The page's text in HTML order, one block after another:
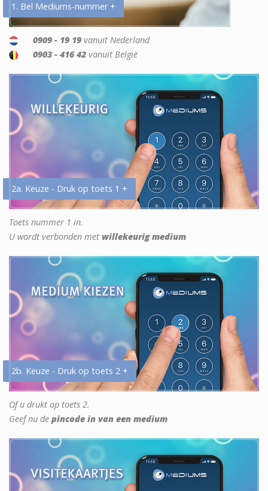
1. Bel Mediums-nummer +
0909 - 19 19 vanuit Nederland
0903 - 416 42 vanuit België
2a. Keuze - Druk op toets 1 +
Toets nummer 1 in.
U wordt verbonden met willekeurig medium
2b. Keuze - Druk op toets 2 +
Of u drukt op toets 2.
Geef nu de pincode in van een medium